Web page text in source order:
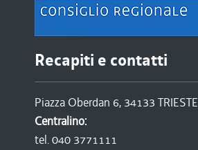
Recapiti e contatti
Piazza Oberdan 6, 34133 TRIESTE
Centralino:
tel. 040 3771111